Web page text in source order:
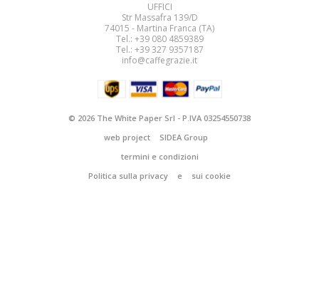
UFFICI
Str Massafra 139/D
74015 - Martina Franca (TA)
Tel.: +39 0804859389
Tel.: +39 327 9357187
info@caffegrazie.it
© 2026 The White Paper Srl - P.IVA 03254550738
web project
SIDEA Group
termini e condizioni
Politica sulla privacy
e sui cookie